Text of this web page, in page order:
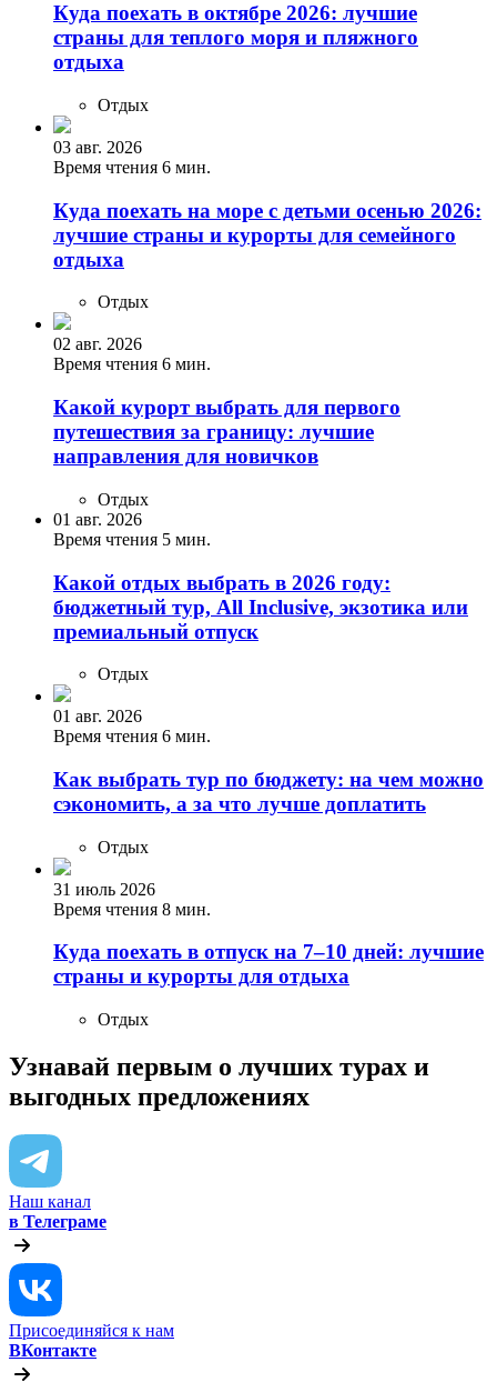
Куда поехать в октябре 2026: лучшие
страны для теплого моря и пляжного
отдыха
Отдых
03 авг. 2026
Время чтения 6 мин.
Куда поехать на море с детьми осенью 2026:
лучшие страны и курорты для семейного
отдыха
Отдых
02 авг. 2026
Время чтения 6 мин.
Какой курорт выбрать для первого
путешествия за границу: лучшие
направления для новичков
Отдых
01 авг. 2026
Время чтения 5 мин.
Какой отдых выбрать в 2026 году:
бюджетный тур, All Inclusive, экзотика или
премиальный отпуск
Отдых
01 авг. 2026
Время чтения 6 мин.
Как выбрать тур по бюджету: на чем можно
сэкономить, а за что лучше доплатить
Отдых
31 июль 2026
Время чтения 8 мин.
Куда поехать в отпуск на 7–10 дней: лучшие
страны и курорты для отдыха
Отдых
Узнавай первым о лучших турах и
выгодных предложениях
Наш канал
в Телеграме
Присоединяйся к нам
ВКонтакте